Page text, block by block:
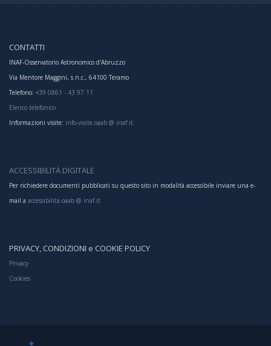
CONTATTI
INAF-Osservatorio Astronomico d'Abruzzo
Via Mentore Maggini, s.n.c., 64100 Teramo
Telefono: +39 0861 - 43 97 11
Elenco telefonico
Informazioni visite: info-visite.oaab @ inaf.it
ACCESSIBILITÀ DIGITALE
Per richiedere documenti pubblicati su questo sito in modalità accessibile inviare una e-
mail a accessibilita.oaab @ inaf.it
PRIVACY, CONDIZIONI e COOKIE POLICY
Privacy
Cookies